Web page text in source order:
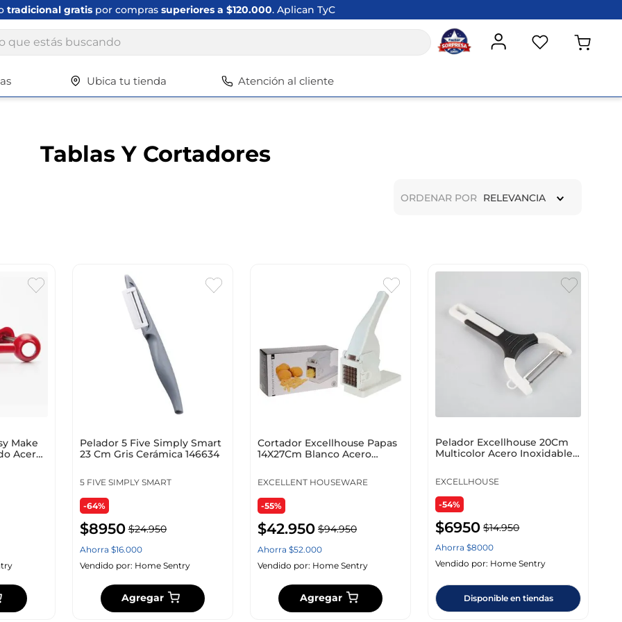
tradicional gratispor compras superiores a $120.000. Aplican TyC
estás buscando
Ubica tu tienda Atención al cliente
Tablas Y Cortadores
ORDENAR POR RELEVANCIA
Make
Acero
Pelador 5 Five Simply Smart
23 Cm Gris Cerámica 146634
5 FIVE SIMPLY SMART
-64%
$8950 $24.950
Ahorra $16.000
Vendido por: Home Sentry
Agregar
Cortador Excellhouse Papas
14X27Cm Blanco Acero
EXCELLENT HOUSEWARE
-55%
$42.950 $94.950
Ahorra $52.000
Vendido por: Home Sentry
Agregar
Pelador Excellhouse 20Cm
Multicolor Acero Inoxidable
EXCELLHOUSE
-54%
$6950 $14.950
Ahorra$8000
Vendido por: Home Sentry
Disponible en tiendas
Términos más buscados
vajilla
8.